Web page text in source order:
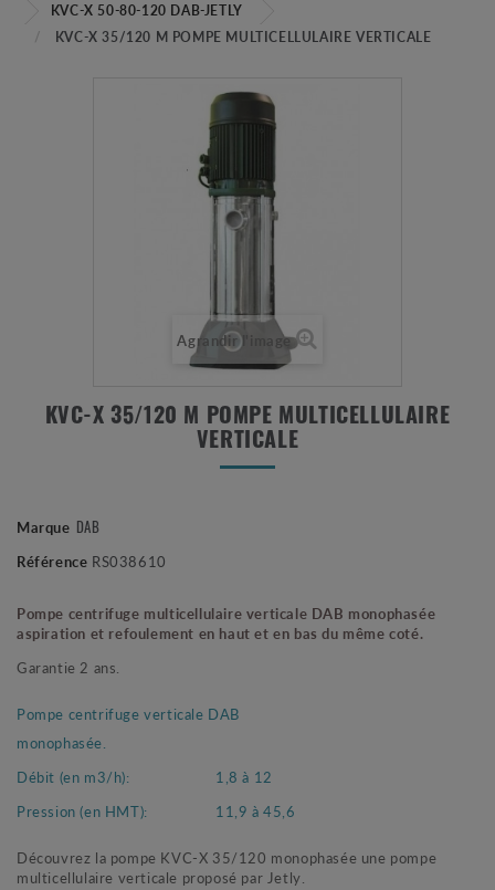
KVC-X 50-80-120 DAB-JETLY
KVC-X 35/120 M POMPE MULTICELLULAIRE VERTICALE
Agrandir l'image
KVC-X 35/120 M POMPE MULTICELLULAIRE
VERTICALE
Marque DAB
Référence RS038610
Pompe centrifuge multicellulaire verticale DAB monophasée
aspiration et refoulement en haut et en bas du même coté.
Garantie 2 ans.
Pompe centrifuge verticale DAB
monophasée.
Débit (en m3/h):
1,8 à 12
Pression (en HMT):
11,9 à 45,6
Découvrez la pompe KVC-X 35/120 monophasée une pompe
multicellulaire verticale proposé par Jetly.